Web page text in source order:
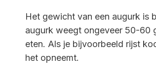
Het gewicht van een augurk is
augurk weegt ongeveer 50-60
eten. Als je bijvoorbeeld rijst
het opneemt.